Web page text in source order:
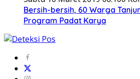
Bersih-bersih, 60 Warga
Program Padat Karya